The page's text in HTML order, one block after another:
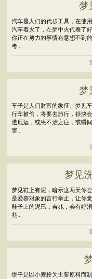
梦
汽车是人们的代步工具，在使
汽车着火了，在梦中火代表了
你正在努力的事情有意想不到
考...
梦
车子是人们财富的象征。梦见
行车被偷，将要去旅行，很快
遭厄运，或患不治之症，或瞬
害...
梦见
梦见鞋上有泥，暗示这两天你
是爱慕对象的言行举止，让你
鞋子上的泥巴，吉兆，会有好
兆...
饼干是以小麦粉为主要原料而